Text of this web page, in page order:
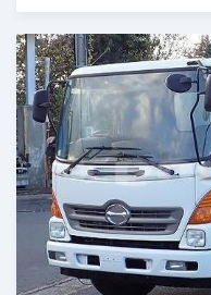
Publié il y a 3 mois